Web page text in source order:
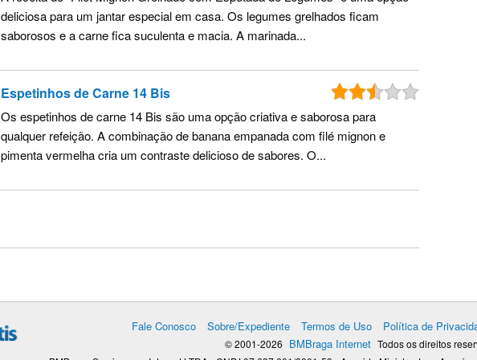
deliciosa para um jantar especial em casa. Os legumes grelhados ficam
saborosos e a carne fica suculenta e macia. A marinada...
Espetinhos de Carne 14 Bis
Os espetinhos de carne 14 Bis são uma opção criativa e saborosa para
qualquer refeição. A combinação de banana empanada com filé mignon e
pimenta vermelha cria um contraste delicioso de sabores. O...
Fale Conosco Sobre/Expediente Termos de Uso Política de
© 2001-2026 BMBraga Internet Todos os direitos